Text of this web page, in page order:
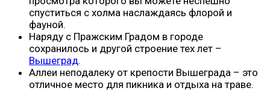
спуститься с холма наслаждаясь флорой и
фауной.
Наряду с Пражским Градом в городе
сохранилось и другой строение тех лет –
Вышеград.
Аллеи неподалеку от крепости Вышеграда – это
отличное место для пикника и отдыха на траве.